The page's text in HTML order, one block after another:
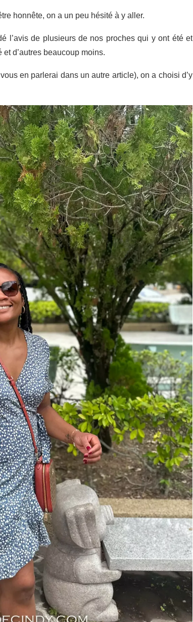
honnête, on a un peu hésité à y aller.
l’avis de plusieurs de nos proches qui y ont été et
et d’autres beaucoup moins.
en parlerai dans un autre article), on a choisi d’y